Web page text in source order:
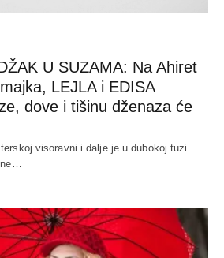
U SUZAMA: Na Ahiret
LEJLA i EDISA
dove i tišinu dženaza će
visoravni i dalje je u dubokoj tuzi